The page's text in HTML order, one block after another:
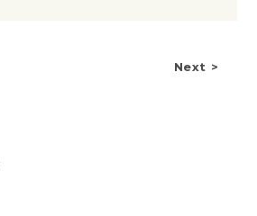
Next >